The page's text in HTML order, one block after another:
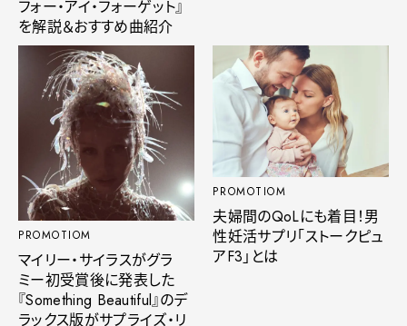
フォー・アイ・フォーゲット』
を解説＆おすすめ曲紹介
PROMOTIOM
マイリー・サイラスがグラ
ミー初受賞後に発表した
『Something Beautiful』のデ
ラックス版がサプライズ・リ
PROMOTIOM
夫婦間のQoLにも着目！男
性妊活サプリ「ストークピュ
アF3」とは